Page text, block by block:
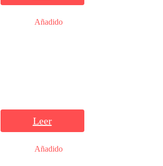
Añadido
Leer
Añadido